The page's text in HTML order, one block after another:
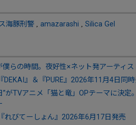
海豚刑警 amazarashi Silica Gel
僕らの時間。夜好性×ネット発アーティ
』＆『PURE』2026年11月4日同
がTVアニメ「猫と竜」OPテーマに決定
れびてーしょん』2026年6月17日発売